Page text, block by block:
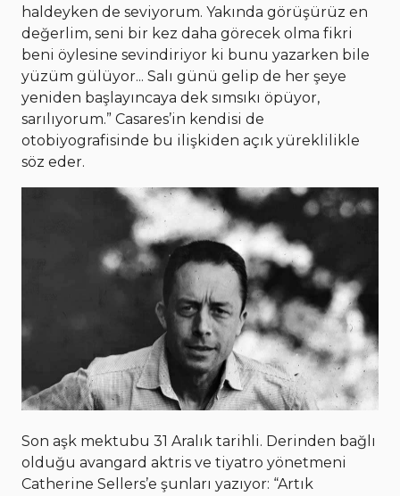
haldeyken de seviyorum. Yakında görüşürüz en
değerlim, seni bir kez daha görecek olma fikri
beni öylesine sevindiriyor ki bunu yazarken bile
yüzüm gülüyor... Salı günü gelip de her şeye
yeniden başlayıncaya dek sımsıkı öpüyor,
sarılıyorum.” Casares’in kendisi de
otobiyografisinde bu ilişkiden açık yüreklilikle
söz eder.
Son aşk mektubu 31 Aralık tarihli. Derinden bağlı
olduğu avangard aktris ve tiyatro yönetmeni
Catherine Sellers’e şunları yazıyor: “Artık